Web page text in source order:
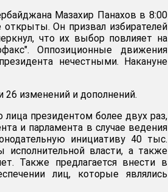
Мазахир Панахов в 8:00
Он призвал избирателей
что их выбор повлияет на
Оппозиционные движения
нечестными. Накануне
26 изменений и дополнений.
лица президентом более двух раз,
и парламента в случае ведения
инициативу 40 тыс.
исполнительной власти, а также
Также предлагается внести в
лиц, которые являлись